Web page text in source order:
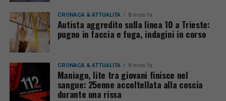
CRONACA & ATTUALITÀ 8 mesi fa
Autista aggredito sulla linea 10 a Trieste:
pugno in faccia e fuga, indagini in corso
CRONACA & ATTUALITÀ 8 mesi fa
Maniago, lite tra giovani finisce nel
sangue: 25enne accoltellata alla coscia
durante una rissa